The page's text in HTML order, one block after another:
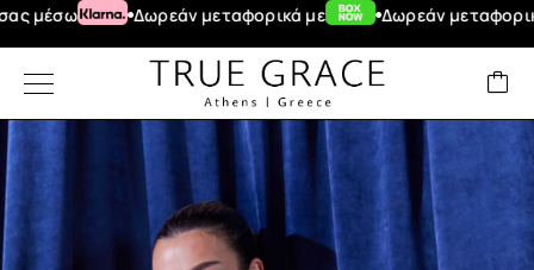
Δωρεάν μεταφορικά με Δωρεάν μεταφορικά